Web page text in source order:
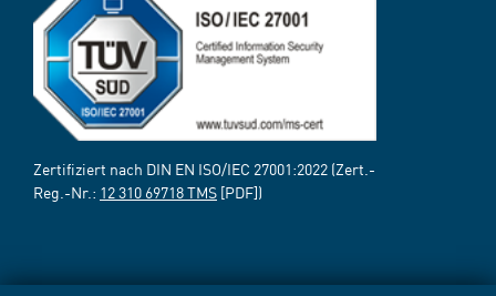
Zertifiziert nach DIN EN ISO/IEC 27001:2022 (Zert.-
Reg.-Nr.: 12 310 69718 TMS [PDF])